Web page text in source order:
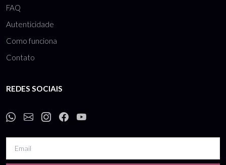
FAQ
Autenticidade
Como funciona
Contato
REDES SOCIAIS